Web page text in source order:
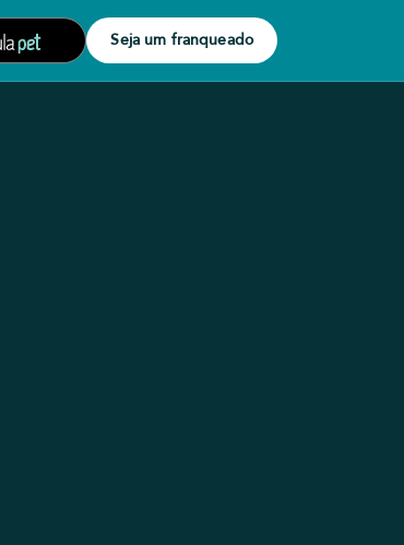
Seja um franqueado